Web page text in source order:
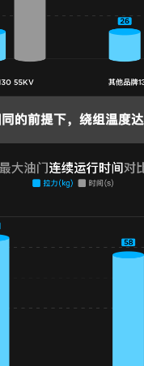
的前提下，绕组温度